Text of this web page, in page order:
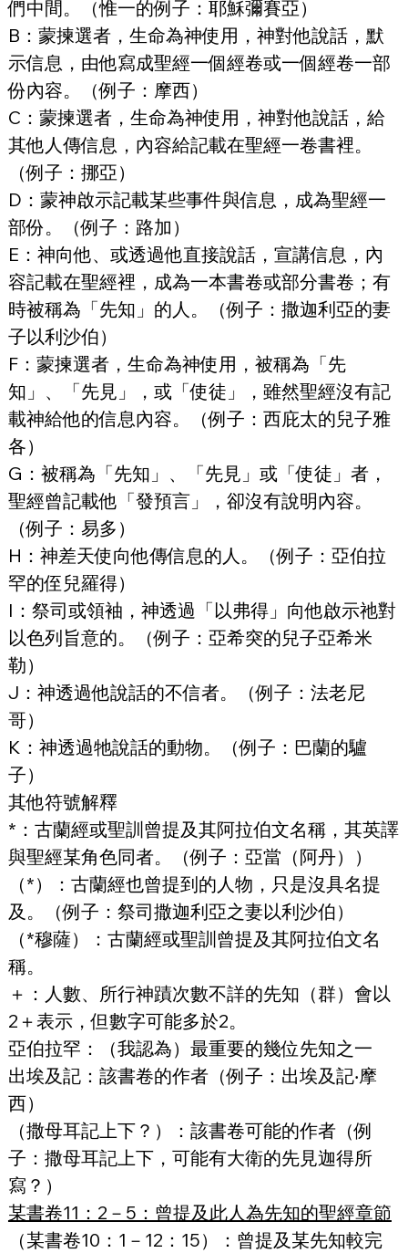
們中間。（惟一的例子：耶穌彌賽亞）
B ：蒙揀選者，生命為神使用，神對他說話，默
示信息，由他寫成聖經一個經卷或一個經卷一部
份內容。（例子：摩西）
C ：蒙揀選者，生命為神使用，神對他說話，給
其他人傳信息，內容給記載在聖經一卷書裡。
（例子：挪亞）
D ：蒙神啟示記載某些事件與信息，成為聖經一
部份。（例子：路加）
E ：神向他、或透過他直接說話，宣講信息，內
容記載在聖經裡，成為一本書卷或部分書卷；有
時被稱為「先知」的人。（例子：撒迦利亞的妻
子以利沙伯）
F：蒙揀選者，生命為神使用，被稱為「先
知」、「先見」，或「使徒」，雖然聖經沒有記
載神給他的信息內容。（例子：西庇太的兒子雅
各）
G ：被稱為「先知」、「先見」或「使徒」者，
聖經曾記載他「發預言」，卻沒有說明內容。
（例子：易多）
H ：神差天使向他傳信息的人。（例子：亞伯拉
罕的侄兒羅得）
I ：祭司或領袖，神透過「以弗得」向他啟示祂對
以色列旨意的。（例子：亞希突的兒子亞希米
勒）
J ：神透過他說話的不信者。（例子：法老尼
哥）
K ：神透過牠說話的動物。（例子：巴蘭的驢
子）
其他符號解釋
*：古蘭經或聖訓曾提及其阿拉伯文名稱，其英譯
與聖經某角色同者。（例子：亞當（阿丹））
（*）：古蘭經也曾提到的人物，只是沒具名提
及。（例子：祭司撒迦利亞之妻以利沙伯）
（*穆薩）：古蘭經或聖訓曾提及其阿拉伯文名
稱。
＋：人數、所行神蹟次數不詳的先知（群）會以
2＋表示，但數字可能多於2。
亞伯拉罕 ：（我認為）最重要的幾位先知之一
出埃及記：該書卷的作者（例子：出埃及記‧摩
西）
（撒母耳記上下？）：該書卷可能的作者（例
子：撒母耳記上下，可能有大衛的先見迦得所
寫？）
某書卷11：2－5：曾提及此人為先知的聖經章節
（某書卷10：1－12：15）：曾提及某先知較完